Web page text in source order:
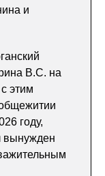
и
В.С. на
этим
году,
вынужден